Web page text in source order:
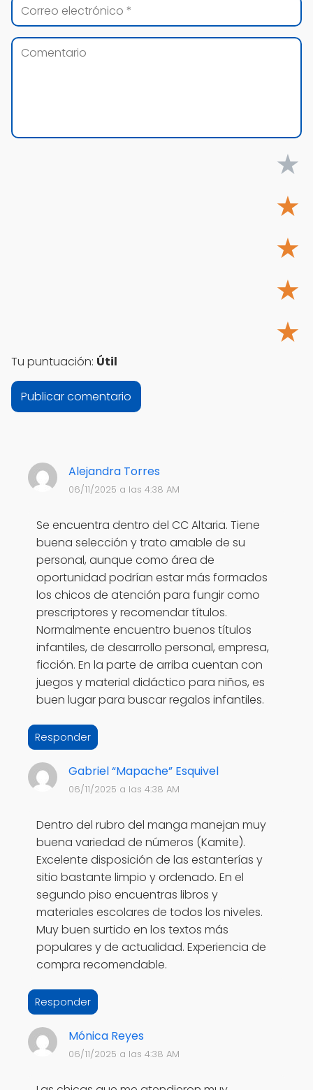
Alejandra Torres
06/11/2025 a las 4:38 AM
Se encuentra dentro del CC Altaria. Tiene
buena selección y trato amable de su
personal, aunque como área de
oportunidad podrían estar más formados
los chicos de atención para fungir como
prescriptores y recomendar títulos.
Normalmente encuentro buenos títulos
infantiles, de desarrollo personal, empresa,
ficción. En la parte de arriba cuentan con
juegos y material didáctico para niños, es
buen lugar para buscar regalos infantiles.
Responder
Gabriel “Mapache” Esquivel
06/11/2025 a las 4:38 AM
Dentro del rubro del manga manejan muy
buena variedad de números (Kamite).
Excelente disposición de las estanterías y
sitio bastante limpio y ordenado. En el
segundo piso encuentras libros y
materiales escolares de todos los niveles.
Muy buen surtido en los textos más
populares y de actualidad. Experiencia de
compra recomendable.
Responder
Mónica Reyes
06/11/2025 a las 4:38 AM
★
★
★
★
★
Tu puntuación: Útil